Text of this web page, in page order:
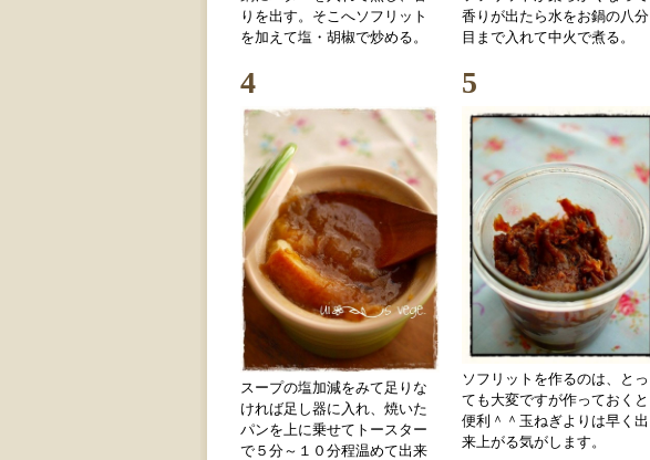
りを出す。そこへソフリット
を加えて塩・胡椒で炒める。
香りが出たら水をお鍋の八分
目まで入れて中火で煮る。
4
スープの塩加減をみて足りな
ければ足し器に入れ、焼いた
パンを上に乗せてトースター
で５分～１０分程温めて出来
5
ソフリットを作るのは、とっ
ても大変ですが作っておくと
便利＾＾玉ねぎよりは早く出
来上がる気がします。